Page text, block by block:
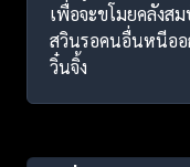
เพื่อจะขโมยคลังส
สวินรอคนอื่นหนีออ
วิ๋นจิ้ง